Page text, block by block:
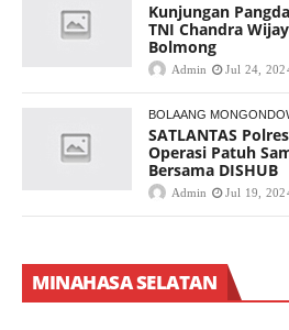
Kunjungan
TNI Chandra
Bolmong
Admin Jul 24,
BOLAANG
SATLANTAS
Operasi Patuh
Bersama DISHUB
Admin Jul 19,
MINAHASA SELATAN